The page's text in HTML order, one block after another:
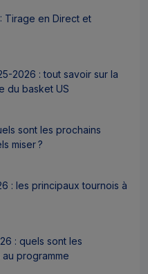
Tirage en Direct et
2026 : tout savoir sur la
du basket US
sont les prochains
miser ?
: les principaux tournois à
: quels sont les
programme